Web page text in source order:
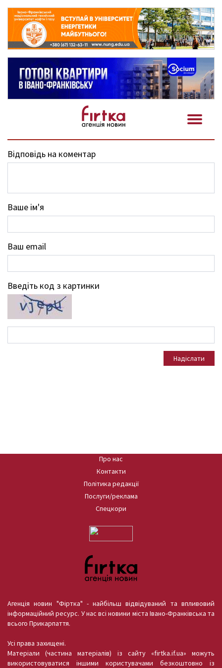
Відповідь на коментар
Ваше ім'я
Ваш email
Введіть код з картинки
Надіслати
Про нас
Контакти
Політика редакції
Послуги/реклама
Спецкори
Агенція новин "Фіртка" - найбільш відвідуваний та впливовий
інформаційний ресурс. У нас всі новини міста Івано-Франківська та
всього Прикарпаття.
Усі права захищені.
Матеріали (частина матеріалів) із сайту «firtka.if.ua» можуть
використовуватися іншими користувачами безкоштовно із